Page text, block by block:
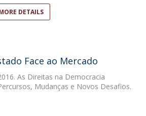
DETAILS
Face ao Mercado
As Direitas na Democracia
Mudanças e Novos Desafios.